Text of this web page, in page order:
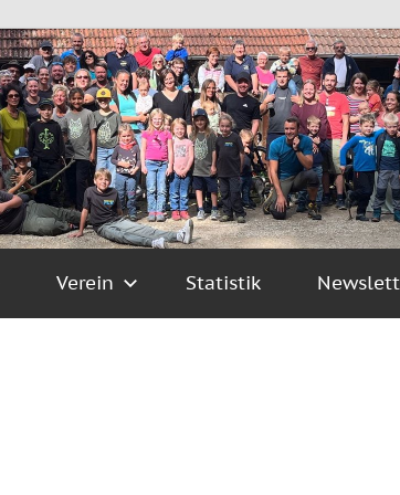
Verein Statistik